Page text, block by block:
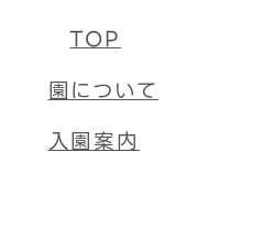
TOP
園について
入園案内